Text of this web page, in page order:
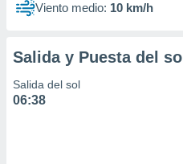
Viento medio: 10 km/h
Salida y Puesta del sol
Salida del sol
06:38